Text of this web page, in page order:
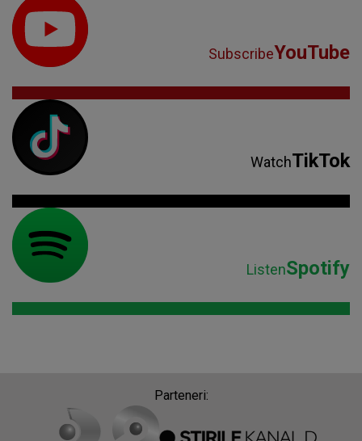
SubscribeYouTube
WatchTikTok
ListenSpotify
Parteneri: